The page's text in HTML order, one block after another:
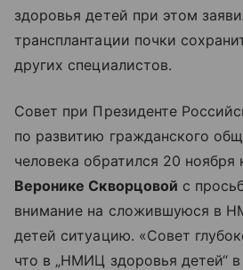
здоровья детей при этом
трансплантации почки
других специалистов.
Совет при Президенте
по развитию гражданского
человека обратился 20 ноября
Веронике Скворцовой с
внимание на сложившуюся в
детей ситуацию. «Совет
что в „НМИЦ здоровья детей“